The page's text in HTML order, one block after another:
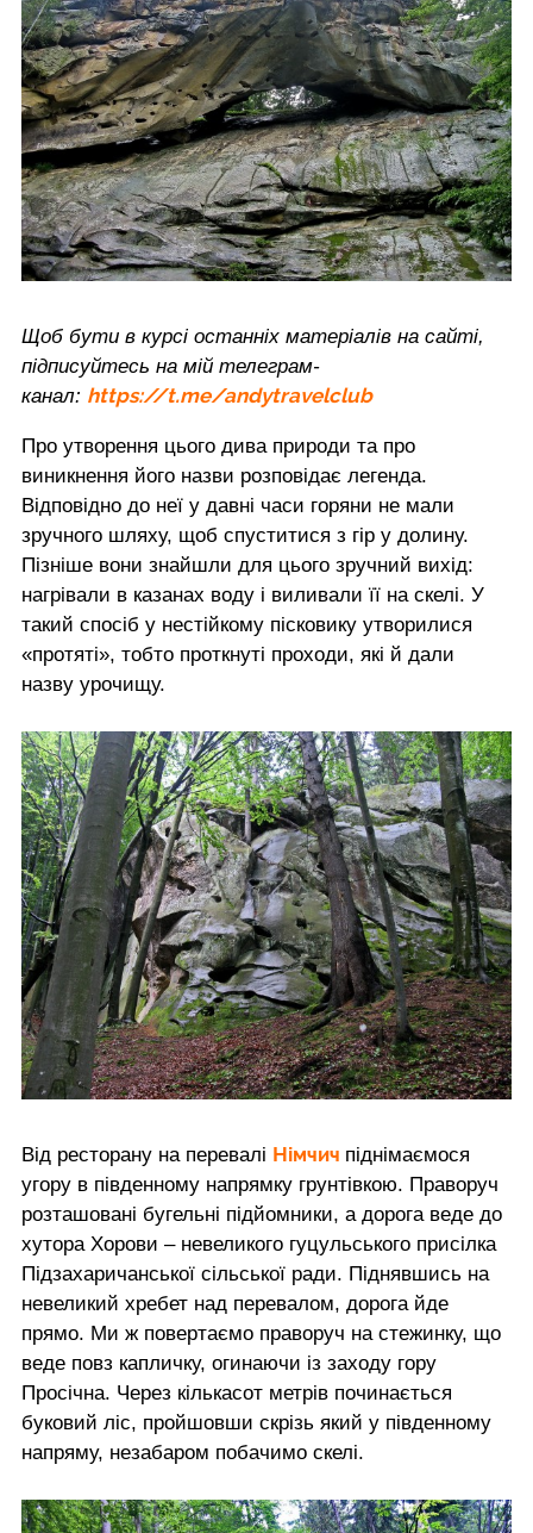
Щоб бути в курсі останніх матеріалів на сайті,
підписуйтесь на мій телеграм-
канал: https://t.me/andytravelclub
Про утворення цього дива природи та про
виникнення його назви розповідає легенда.
Відповідно до неї у давні часи горяни не мали
зручного шляху, щоб спуститися з гір у долину.
Пізніше вони знайшли для цього зручний вихід:
нагрівали в казанах воду і виливали її на скелі. У
такий спосіб у нестійкому пісковику утворилися
«протяті», тобто проткнуті проходи, які й дали
назву урочищу.
Від ресторану на перевалі Німчич піднімаємося
угору в південному напрямку грунтівкою. Праворуч
розташовані бугельні підйомники, а дорога веде до
хутора Хорови – невеликого гуцульського присілка
Підзахаричанської сільської ради. Піднявшись на
невеликий хребет над перевалом, дорога йде
прямо. Ми ж повертаємо праворуч на стежинку, що
веде повз капличку, огинаючи із заходу гору
Просічна. Через кількасот метрів починається
буковий ліс, пройшовши скрізь який у південному
напряму, незабаром побачимо скелі.